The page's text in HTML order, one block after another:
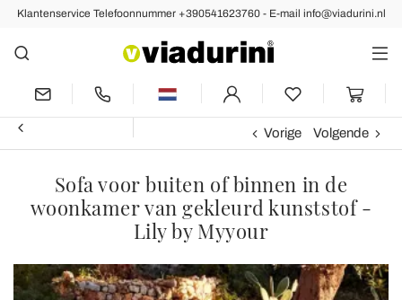
Klantenservice Telefoonnummer +390541623760 - E-mail info@viadurini.nl
Vorige Volgende
Sofa voor buiten of binnen in de
woonkamer van gekleurd kunststof -
Lily by Myyour